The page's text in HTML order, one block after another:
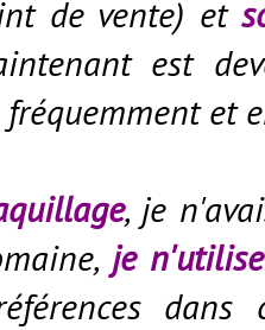
de vente) et
est
et
, je
je